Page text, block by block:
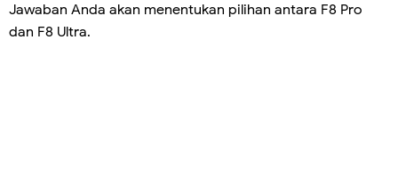
Jawaban Anda akan menentukan pilihan antara F8 Pro
dan F8 Ultra.